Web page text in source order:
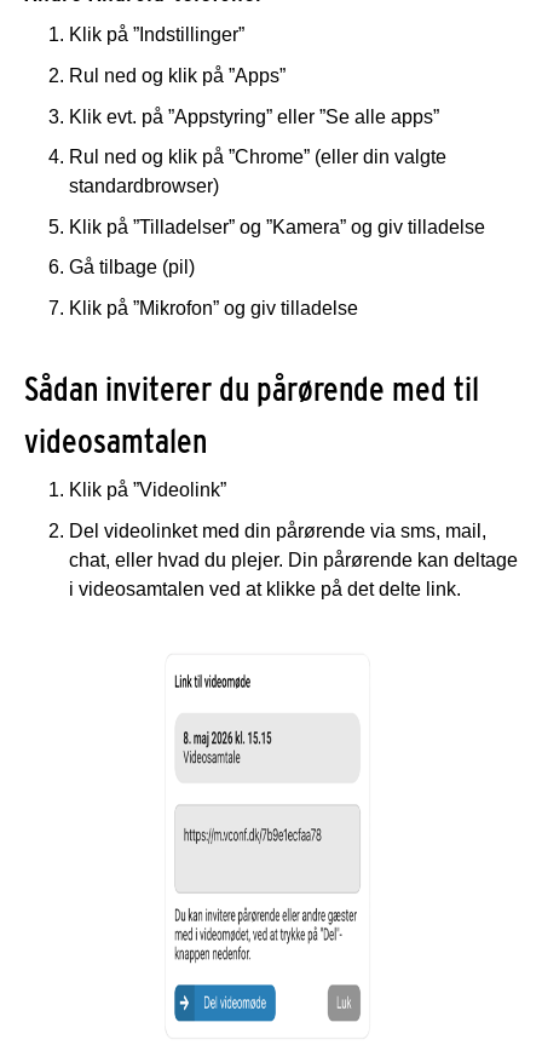
Klik på ”Indstillinger”
Rul ned og klik på ”Apps”
Klik evt. på ”Appstyring” eller ”Se alle apps”
Rul ned og klik på ”Chrome” (eller din valgte
standardbrowser)
Klik på ”Tilladelser” og ”Kamera” og giv tilladelse
Gå tilbage (pil)
Klik på ”Mikrofon” og giv tilladelse
Sådan inviterer du pårørende med til
videosamtalen
Klik på ”Videolink”
Del videolinket med din pårørende via sms, mail,
chat, eller hvad du plejer. Din pårørende kan deltage
i videosamtalen ved at klikke på det delte link.